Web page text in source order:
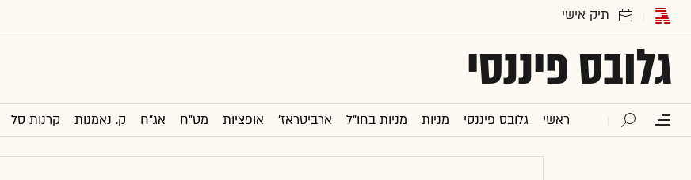
גלובס פיננסי
ראשי גלובס פיננסי מניות מניות בחו"ל ארביטראז' אופציות מט"ח אג"ח ק. נאמנות קרנות סל